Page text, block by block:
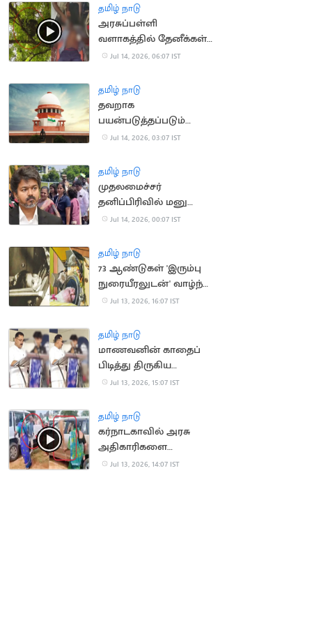
தமிழ் நாடு
அரசுப்பள்ளி
வளாகத்தில் தேனீக்கள்
கொட்டி 50
Jul 14, 2026, 06:07 IST
தமிழ் நாடு
தவறாக
பயன்படுத்தப்படும்
போக்சோ.. உச்ச
Jul 14, 2026, 03:07 IST
தமிழ் நாடு
முதலமைச்சர்
தனிப்பிரிவில் மனு
அளிக்க முடியாமல்
Jul 14, 2026, 00:07 IST
தமிழ் நாடு
73 ஆண்டுகள் 'இரும்பு
நுரையீரலுடன்' வாழ்ந்த
அமெரிக்க பெண்
Jul 13, 2026, 16:07 IST
தமிழ் நாடு
மாணவனின் காதைப்
பிடித்து திருகிய
முன்னாள் அமைச்சர்
Jul 13, 2026, 15:07 IST
தமிழ் நாடு
கர்நாடகாவில் அரசு
அதிகாரிகளை
துடைப்பத்தால்
Jul 13, 2026, 14:07 IST